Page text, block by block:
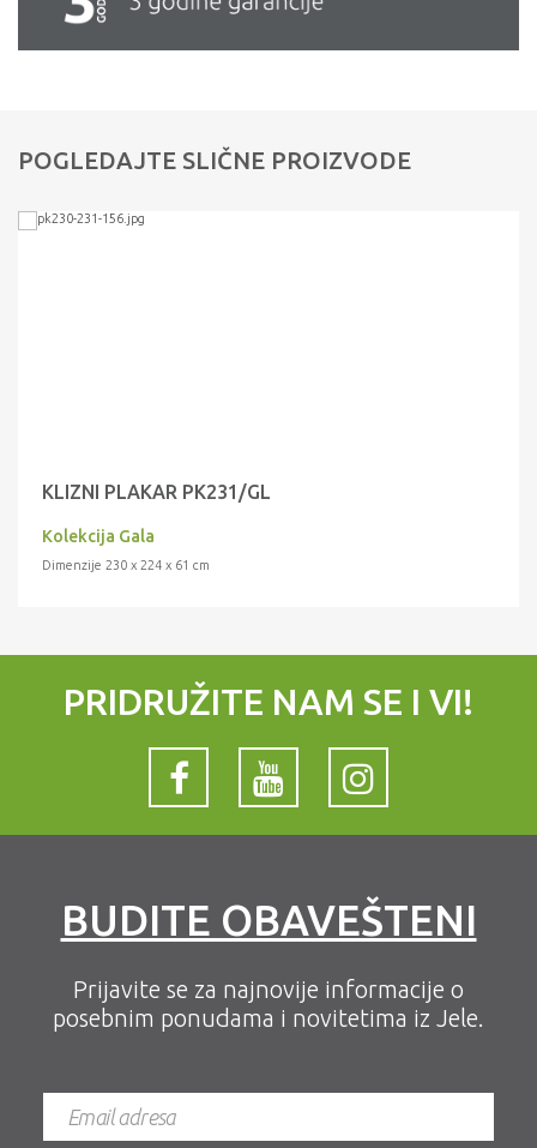
POGLEDAJTE SLIČNE PROIZVODE
KLIZNI PLAKAR PK231/GL
Kolekcija Gala
Dimenzije 230 x 224 x 61 cm
PRIDRUŽITE NAM SE I VI!
BUDITE OBAVEŠTENI
Prijavite se za najnovije informacije o
posebnim ponudama i novitetima iz Jele.